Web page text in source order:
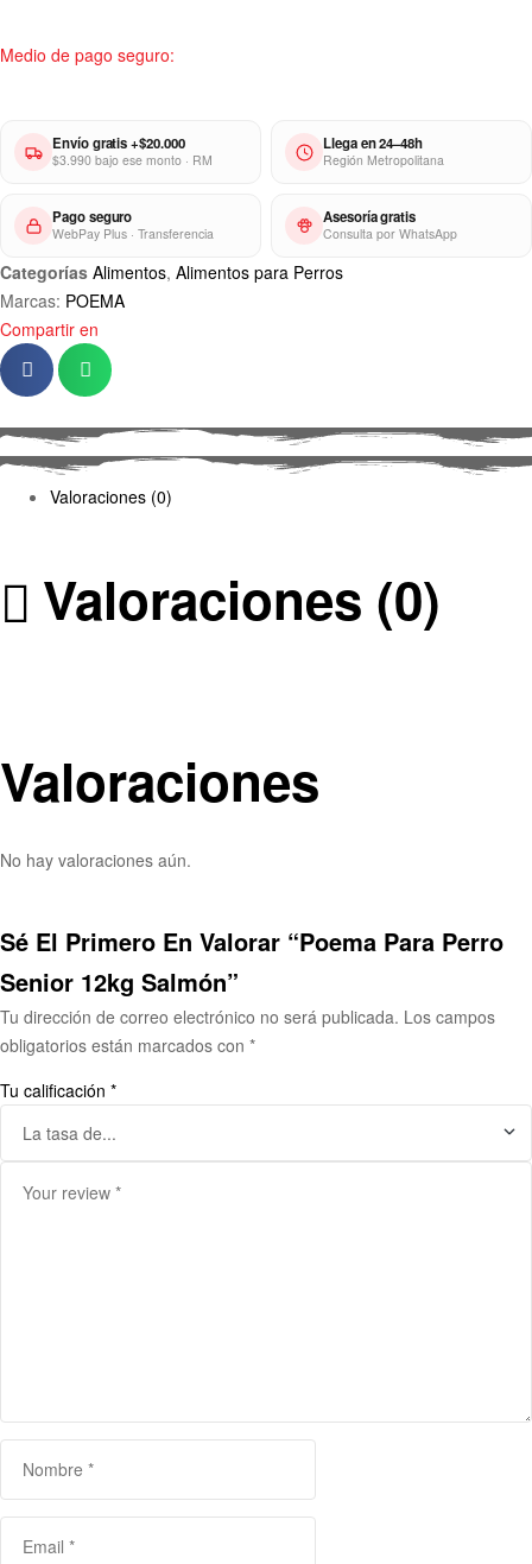
Medio de pago seguro:
Envío gratis +$20.000
$3.990 bajo ese monto · RM
Llega en 24–48h
Región Metropolitana
Pago seguro
WebPay Plus · Transferencia
Asesoría gratis
Consulta por WhatsApp
Categorías Alimentos, Alimentos para Perros
Marcas: POEMA
Compartir en
Valoraciones (0)
Valoraciones (0)
Valoraciones
No hay valoraciones aún.
Sé El Primero En Valorar “Poema Para Perro
Senior 12kg Salmón”
Tu dirección de correo electrónico no será publicada. Los campos
obligatorios están marcados con *
Tu calificación *